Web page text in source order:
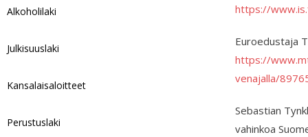
https://
Euroedustaja
https://
venajalla/
Sebastian
vahinkoa
Alkoholilaki
Julkisuuslaki
Kansalaisaloitteet
Perustuslaki